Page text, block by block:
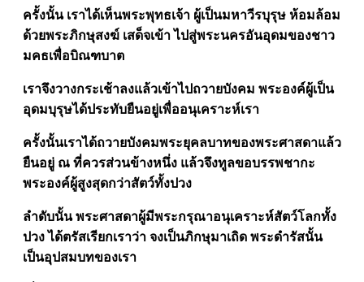
ครั้งนั้น เราได้เห็นพระพุทธเจ้า ผู้เป็นมหาวีรบุรุษ ห้อมล้อม
ด้วยพระภิกษุสงฆ์ เสด็จเข้า ไปสู่พระนครอันอุดมของชาว
มคธเพื่อบิณฑบาต
เราจึงวางกระเช้าลงแล้วเข้าไปถวายบังคม พระองค์ผู้เป็น
อุดมบุรุษได้ประทับยืนอยู่เพื่ออนุเคราะห์เรา
ครั้งนั้นเราได้ถวายบังคมพระยุคลบาทของพระศาสดาแล้ว
ยืนอยู่ ณ ที่ควรส่วนข้างหนึ่ง แล้วจึงทูลขอบรรพชากะ
พระองค์ผู้สูงสุดกว่าสัตว์ทั้งปวง
ลำดับนั้น พระศาสดาผู้มีพระกรุณาอนุเคราะห์สัตว์โลกทั้ง
ปวง ได้ตรัสเรียกเราว่า จงเป็นภิกษุมาเถิด พระดำรัสนั้น
เป็นอุปสมบทของเรา